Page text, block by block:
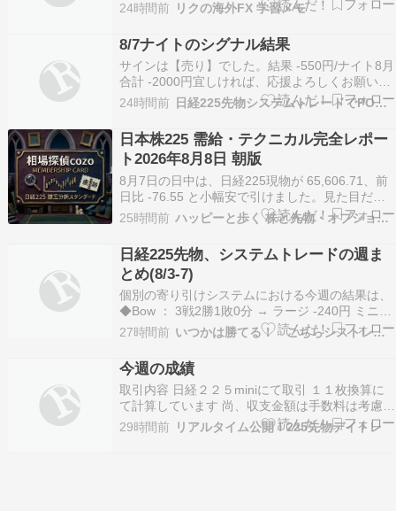
が違った。銘柄によって水準がまるで違う代表的
な指数のスプレッドの目安を見ると、ダウが約
7.9pips、S&P500が約16.4pips、日経225…
24時間前 リクの海外FX 学習メモ
8/7ナイトのシグナル結果
サインは【売り】でした。結果 -550円/ナイト8月
合計 -2000円宜しければ、応援よろしくお願いし
ます。↓ ↓日経225先物ランキングにほんブログ村
24時間前 日経225先物システムトレードでPONPON！
日本株225 需給・テクニカル完全レポー
ト2026年8月8日 朝版
8月7日の日中は、日経225現物が 65,606.71、前
日比 -76.55 と小幅安で引けました。見た目だけ
なら弱い一日です。ところが市場の中身を見る
と、TOPIXは +0.47%、グロース250は +0.44%、
プライム市場の値上がり銘柄数は 939、新高値銘
柄数は 110 …
25時間前 ハッピーと歩く 株と先物・オプションの道
日経225先物、システムトレードの週ま
とめ(8/3-7)
個別の寄り引けシステムにおける今週の結果は、
◆Bow ： 3戦2勝1敗0分 → ラージ -240円 ミニ
-225円 ◆Wall ： 1戦0勝1敗0分 → ラージ -210円
ミニ -200円（勝敗表示はラージの結果によるも
のです。） 次に、これらをまとめた全システムの
今週の結…
27時間前 いつかは勝てる！ こちらシストレ実験室
今週の成績
取引内容 日経２２５miniにて取引 １１枚換算に
て計算しています 尚、収支金額は手数料は考慮し
ておりません。 ８月 ３日（月） ６３，６９５売
⇒ 決済 ６３，７９５（－ １００)×１１枚） ６
29時間前 リアルタイム公開！225先物デイトレ